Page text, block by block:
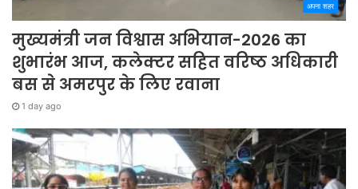
अपना शहर
मुख्यमंत्री जन विश्वास अभियान-2026 का
शुभारंभ आज, कलेक्टर सहित वरिष्ठ अधिकारी
बस से अमरपुर के लिए रवाना
1 day ago